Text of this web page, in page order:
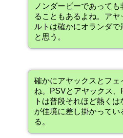
ノンダービーであって
ることもあるよね。ア
ルトは確かにオランダ
と思う。
確かにアヤックスとフェ
ね。PSVとアヤックス
トは普段それほど熱く
が佳境に差し掛かってい
る。